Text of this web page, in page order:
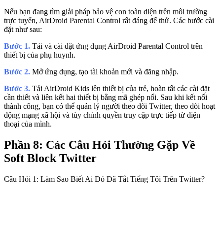
Nếu bạn đang tìm giải pháp bảo vệ con toàn diện trên môi trường
trực tuyến, AirDroid Parental Control rất đáng để thử. Các bước cài
đặt như sau:
Bước 1. Tải và cài đặt ứng dụng AirDroid Parental Control trên
thiết bị của phụ huynh.
Bước 2. Mở ứng dụng, tạo tài khoản mới và đăng nhập.
Bước 3. Tải AirDroid Kids lên thiết bị của trẻ, hoàn tất các cài đặt
cần thiết và liên kết hai thiết bị bằng mã ghép nối. Sau khi kết nối
thành công, bạn có thể quản lý người theo dõi Twitter, theo dõi hoạt
động mạng xã hội và tùy chỉnh quyền truy cập trực tiếp từ điện
thoại của mình.
Phần 8: Các Câu Hỏi Thường Gặp Về
Soft Block Twitter
Câu Hỏi 1: Làm Sao Biết Ai Đó Đã Tắt Tiếng Tôi Trên Twitter?